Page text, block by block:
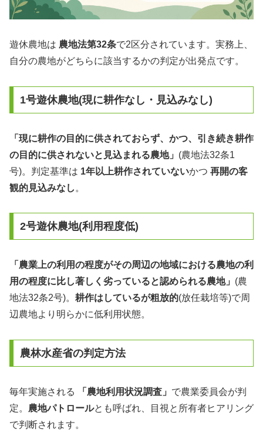
遊休農地は 農地法第32条で2区分されています。実務上、
自分の農地がどちらに該当するかの判定が出発点です。
1号遊休農地(現に耕作なし・見込みなし)
「現に耕作の目的に供されておらず、かつ、引き続き耕作
の目的に供されないと見込まれる農地」 (農地法32条1
号)。判定基準は 1年以上耕作されていないかつ 再開の客
観的見込みなし 。
2号遊休農地(利用程度低)
「農業上の利用の程度がその周辺の地域における農地の利
用の程度に比し著しく劣っていると認められる農地」 (農
地法32条2号)。 耕作はしているが粗放的(放任栽培等)で周
辺農地より明らかに低利用状態。
農林水産省の判定方法
毎年実施される 「農地利用状況調査」 で農業委員会が判
定。 農地パトロールとも呼ばれ、目視と所有者ヒアリング
で判断されます。